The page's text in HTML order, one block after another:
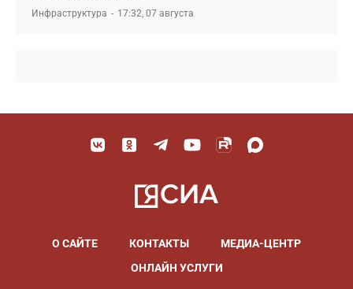
Инфраструктура 17:32, 07 августа
О САЙТЕ КОНТАКТЫ
МЕДИА-ЦЕНТР
ОНЛАЙН УСЛУГИ